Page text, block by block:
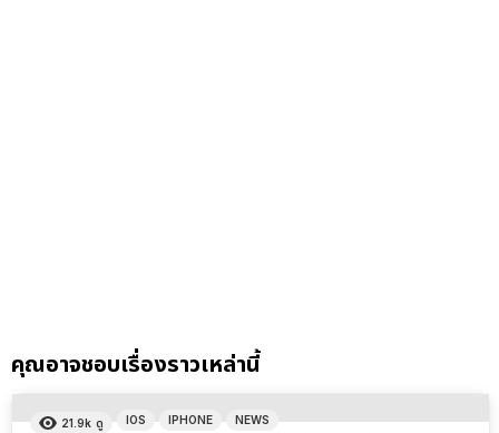
คุณอาจชอบเรื่องราวเหล่านี้
21.9k ดู IOS IPHONE NEWS